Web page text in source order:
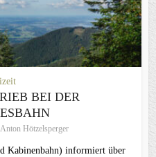
BEI DER
Anton Hötzelsperger
Kabinenbahn) informiert über